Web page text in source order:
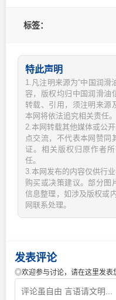
标签：
特此声明
1.凡注明来源为“中国润滑
容，版权均归中国润滑油
转载、引用，须注明来源
本网将依法追究相关责任。
2.本网转载其他媒体或公
点交流，不代表本网赞同
证。相关版权归原作者
任。
3.本网发布的内容仅供行
购买或决策建议。部分图
信息整理，如涉及版权或
网联系处理。
发表评论
◎欢迎参与讨论，请在这里发表